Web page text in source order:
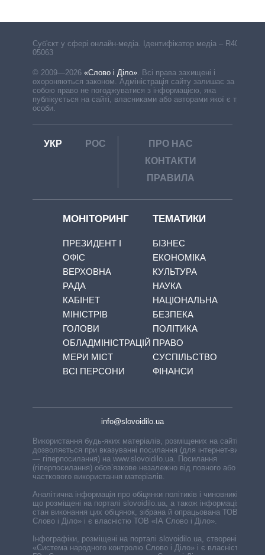
Cуб'єкт у сфері онлайн-медіа. Ідентифікатор медіа – R40-
05063
© 2009—2026 «Слово і Діло». Всі права захищені і
охороняються законом. Адміністрація сайту залишає за
собою право не погоджуватися з інформацією, яка
публікується на сайті, власниками або авторами якої є треті
особи.
УКР РОС
ПРО НАС
КОНТАКТИ
ПРАВИЛА
МОНІТОРИНГ
ПРЕЗИДЕНТ І
ОФІС
ВЕРХОВНА
РАДА
КАБІНЕТ
МІНІСТРІВ
ГОЛОВИ
ОБЛАДМІНІСТРАЦІЙ
МЕРИ МІСТ
ВСІ ПЕРСОНИ
ТЕМАТИКИ
БІЗНЕС
ЕКОНОМІКА
КУЛЬТУРА
НАУКА
НАЦІОНАЛЬНА
БЕЗПЕКА
ПОЛІТИКА
ПРАВО
СУСПІЛЬСТВО
ФІНАНСИ
info@slovoidilo.ua
Використання будь-яких матеріалів, розміщених на сайті,
дозволяється при вказуванні посилання (для інтернет-видань
— гіперпосилання) на www.slovoidilo.ua. Посилання
(гіперпосилання) обов’язкове незалежно від повного або
часткового використання матеріалів.
Аналітична інформація про обіцянки політиків і чиновників,
що розміщені на порталі slovoidilo.ua, а також інформація про
стан виконання цих обіцянок, зібрана й опрацьована ТОВ «ІА
Слово і Діло» і є власністю ТОВ «ІА Слово і Діло».
Інфографіки, розміщені на порталі slovoidilo.ua, створені ГО
«Система народного контролю Слово і Діло» і є власністю